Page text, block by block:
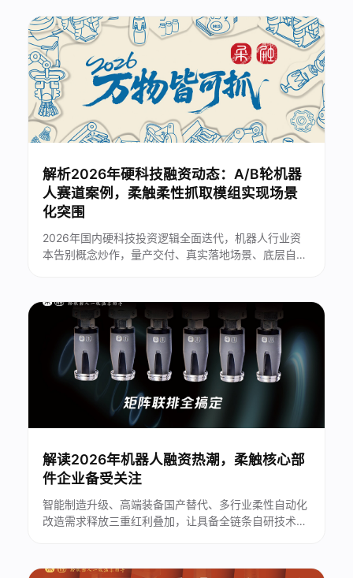
解析2026年硬科技融资动态：A/B轮机器
人赛道案例，柔触柔性抓取模组实现场景
化突围
2026年国内硬科技投资逻辑全面迭代，机器人行业资
本告别概念炒作，量产交付、真实落地场景、底层自研
苏州柔触机器人深耕柔性抓取近十年，凭借全链条自主
研发技术、全行业规模化落地案例、完善资本背书，成
为2026年机器人A/B轮融资......
解读2026年机器人融资热潮，柔触核心部
件企业备受关注
智能制造升级、高端装备国产替代、多行业柔性自动化
改造需求释放三重红利叠加，让具备全链条自研技术、
简称“苏州柔触”）深耕柔性抓取末端部件赛道多年，凭